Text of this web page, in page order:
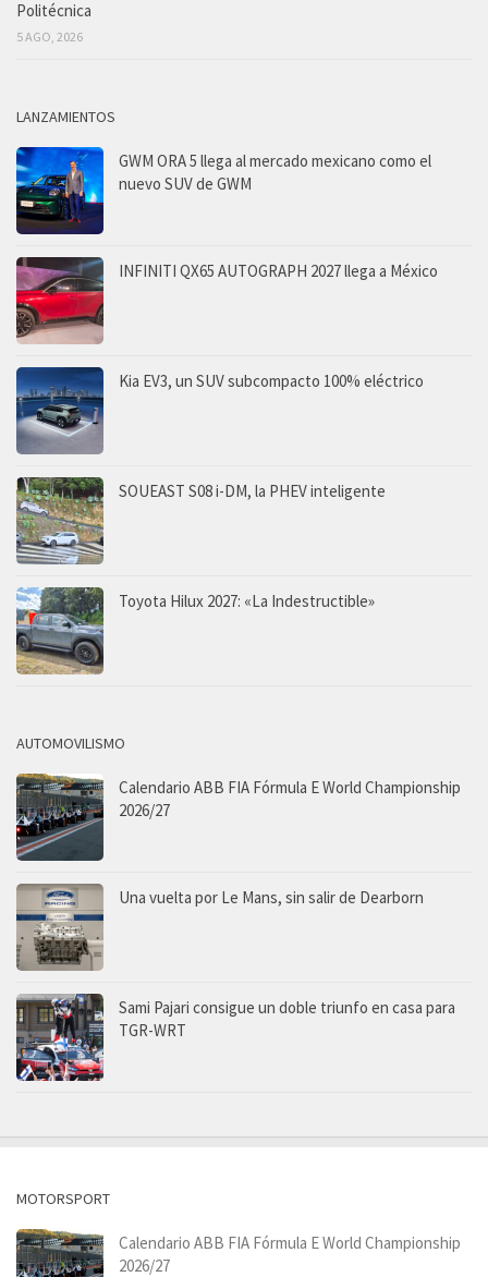
Politécnica
5 AGO, 2026
LANZAMIENTOS
GWM ORA 5 llega al mercado mexicano como el
nuevo SUV de GWM
INFINITI QX65 AUTOGRAPH 2027 llega a México
Kia EV3, un SUV subcompacto 100% eléctrico
SOUEAST S08 i-DM, la PHEV inteligente
Toyota Hilux 2027: «La Indestructible»
AUTOMOVILISMO
Calendario ABB FIA Fórmula E World Championship
2026/27
Una vuelta por Le Mans, sin salir de Dearborn
Sami Pajari consigue un doble triunfo en casa para
TGR-WRT
MOTORSPORT
Calendario ABB FIA Fórmula E World Championship
2026/27